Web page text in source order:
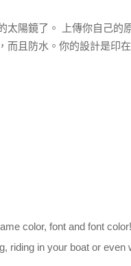
太陽鏡了。 上傳你自己的
而且防水。你的設計是印
color, font and font color!
riding in your boat or even